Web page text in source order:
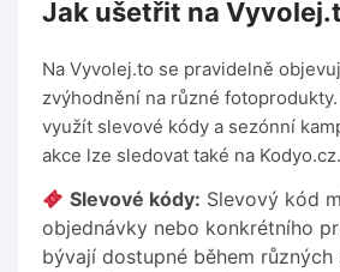
Jak ušetřit na
Na Vyvolej.to se pravidelně
zvýhodnění na různé
využít slevové kódy a sezónní
akce lze sledovat také na Kodyo.cz.
Slevové kódy: Slevový kód
objednávky nebo konkrétního
bývají dostupné během různých